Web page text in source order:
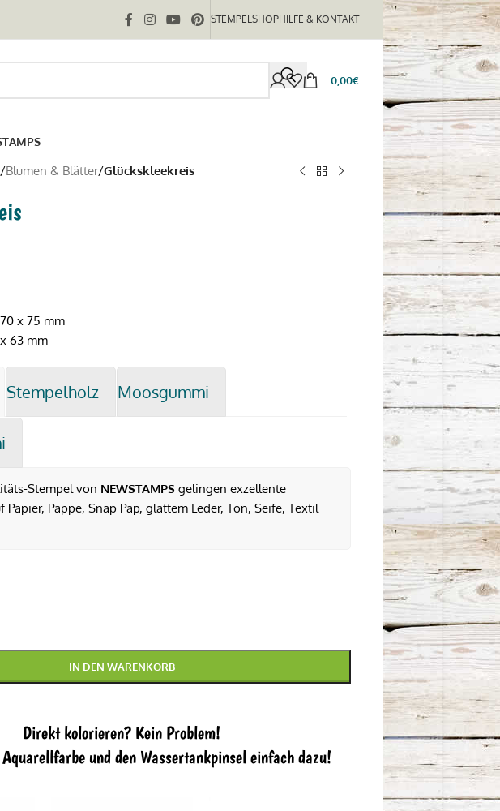
STEMPELSHOPHILFE & KONTAKT
0,00€
/Blumen & Blätter/Glückskleekreis
x 75 mm
63 mm
Stempelholz Moosgummi
Stempel von NEWSTAMPS gelingen exzellente
Papier, Pappe, Snap Pap, glattem Leder, Ton, Seife, Textil
IN DEN WARENKORB
Direkt kolorieren? Kein Problem!
und den Wassertankpinsel einfach dazu!